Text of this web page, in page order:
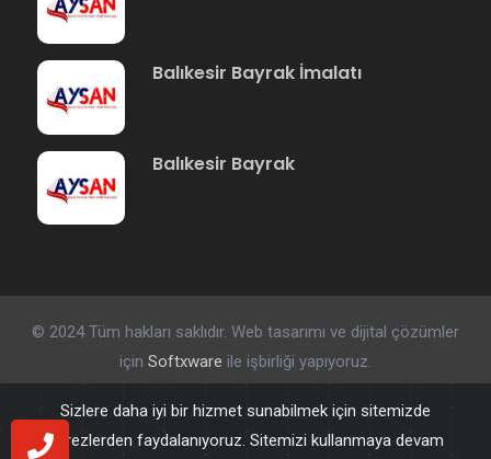
Balıkesir Bayrak İmalatı
Balıkesir Bayrak
© 2024 Tüm hakları saklıdır. Web tasarımı ve dijital çözümler
için Softxware ile işbirliği yapıyoruz.
Sizlere daha iyi bir hizmet sunabilmek için sitemizde
çerezlerden faydalanıyoruz. Sitemizi kullanmaya devam